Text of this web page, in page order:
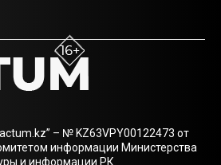
– № KZ63VPY00122473 от
информации Министерства
и информации РК.